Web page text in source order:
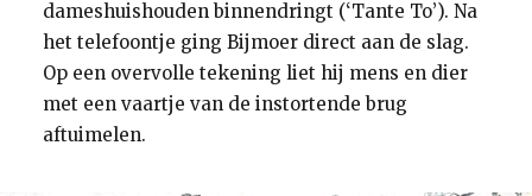
dameshuishouden binnendringt (‘Tante To’). Na
het telefoontje ging Bijmoer direct aan de slag.
Op een overvolle tekening liet hij mens en dier
met een vaartje van de instortende brug
aftuimelen.